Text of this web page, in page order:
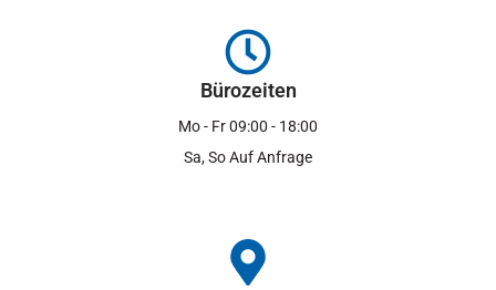
Bürozeiten
Mo - Fr 09:00 - 18:00
Sa, So Auf Anfrage